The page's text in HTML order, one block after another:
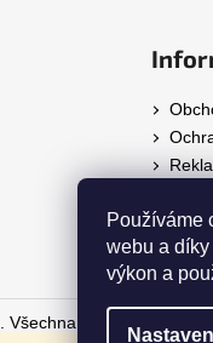
Používáme
webu a
výkon a
Ke
. Všechna práva